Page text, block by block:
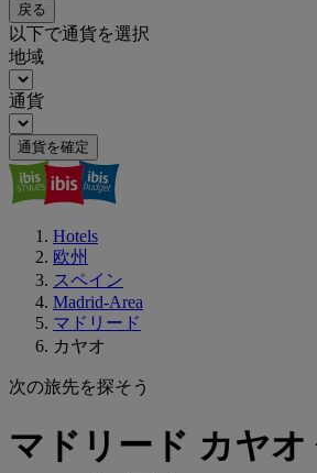
戻る
以下で通貨を選択
地域
通貨
通貨を確定
Hotels
欧州
スペイン
Madrid-Area
マドリード
カヤオ
次の旅先を探そう
マドリード カヤオ